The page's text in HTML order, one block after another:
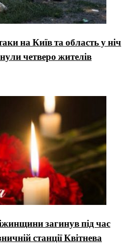
на Київ та область у ніч
четверо жителів
загинув під час
станції Квітнева